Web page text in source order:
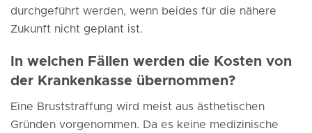
durchgeführt werden, wenn beides für die nähere
Zukunft nicht geplant ist.
In welchen Fällen werden die Kosten von
der Krankenkasse übernommen?
Eine Bruststraffung wird meist aus ästhetischen
Gründen vorgenommen. Da es keine medizinische